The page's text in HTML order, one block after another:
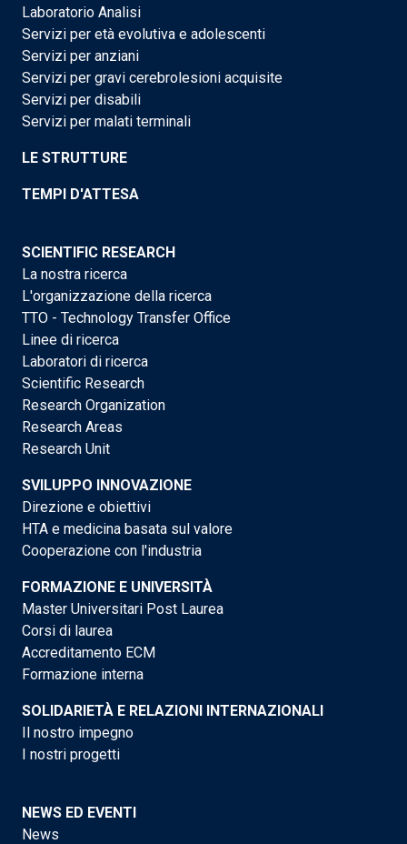
Laboratorio Analisi
Servizi per età evolutiva e adolescenti
Servizi per anziani
Servizi per gravi cerebrolesioni acquisite
Servizi per disabili
Servizi per malati terminali
LE STRUTTURE
TEMPI D'ATTESA
SCIENTIFIC RESEARCH
La nostra ricerca
L'organizzazione della ricerca
TTO - Technology Transfer Office
Linee di ricerca
Laboratori di ricerca
Scientific Research
Research Organization
Research Areas
Research Unit
SVILUPPO INNOVAZIONE
Direzione e obiettivi
HTA e medicina basata sul valore
Cooperazione con l'industria
FORMAZIONE E UNIVERSITÀ
Master Universitari Post Laurea
Corsi di laurea
Accreditamento ECM
Formazione interna
SOLIDARIETÀ E RELAZIONI INTERNAZIONALI
Il nostro impegno
I nostri progetti
NEWS ED EVENTI
News